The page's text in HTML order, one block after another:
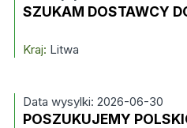
SZUKAM DOSTAWCY
Kraj: Litwa
Data wysylki: 2026-06-30
POSZUKUJEMY